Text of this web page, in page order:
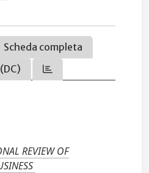
Scheda completa
REVIEW OF